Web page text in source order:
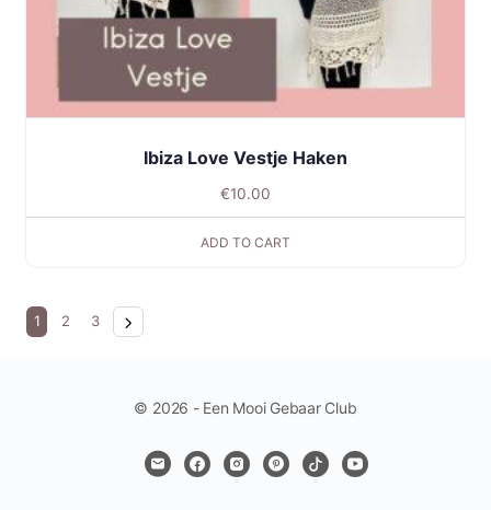
Ibiza Love Vestje Haken
€10.00
ADD TO CART
1 2 3
© 2026 - Een Mooi Gebaar Club